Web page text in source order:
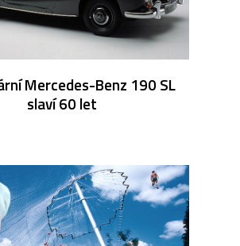
Mercedes-Benz 190 SL
slaví 60 let